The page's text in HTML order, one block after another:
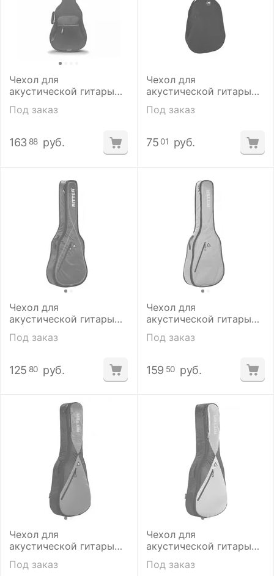
Чехол для
акустической гитары
CRSG206DBKRD
Под заказ
163 88 руб.
Чехол для
акустической гитары
Под заказ
7501 руб.
Чехол для
акустической гитары
Под заказ
125 80 руб.
Чехол для
акустической гитары
Под заказ
159 50 руб.
Чехол для
акустической гитары
Ritter RGP5-D/BRR​.
Под заказ
Чехол для
акустической гитары
Ritter RGP5-D/BSG.
Под заказ